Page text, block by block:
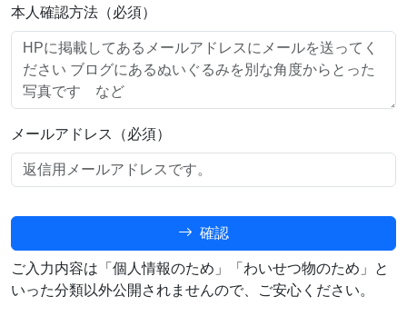
本人確認方法（必須）
メールアドレス（必須）
確認
ご入力内容は「個人情報のため」「わいせつ物のため」と
いった分類以外公開されませんので、ご安心ください。